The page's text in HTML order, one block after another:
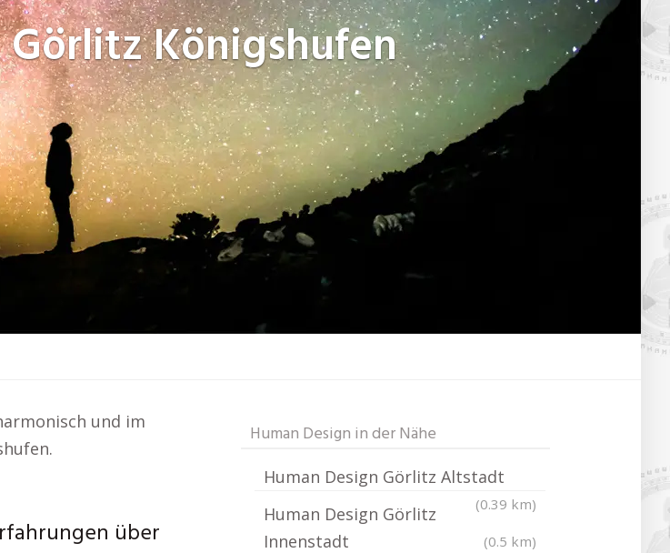
Görlitz Königshufen
und im
über
Human Design in der Nähe
Human Design Görlitz Altstadt
(0.39 km)
Human Design Görlitz
Innenstadt
(0.5 km)